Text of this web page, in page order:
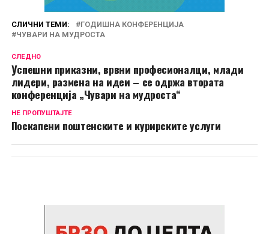
СЛИЧНИ ТЕМИ:
ГОДИШНА КОНФЕРЕНЦИЈА
ЧУВАРИ НА МУДРОСТА
СЛЕДНО
Успешни приказни, врвни професионалци, млади
лидери, размена на идеи – се одржа втората
конференција „Чувари на мудроста“
НЕ ПРОПУШТАЈТЕ
Поскапени поштенските и курирските услуги